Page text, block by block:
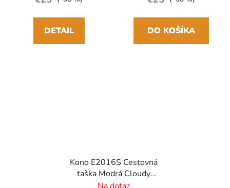
DETAIL DO KOŠÍKA
Kono E2016S Cestovná
taška Modrá Cloudy
blue 40cm